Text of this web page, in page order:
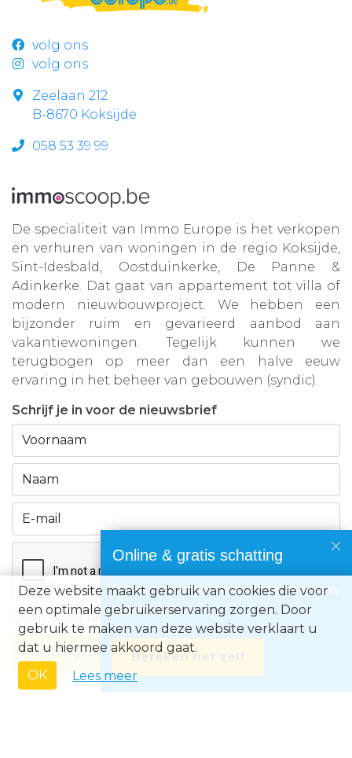
Online & gratis schatting
Benieuwd naar de waarde van jouw
eigendom?
Bereken het zelf
volg ons
volg ons
Zeelaan 212
B-8670 Koksijde
058 53 39 99
De specialiteit van Immo Europe is het verkopen
en verhuren van woningen in de regio Koksijde,
Sint-Idesbald, Oostduinkerke, De Panne &
Adinkerke. Dat gaat van appartement tot villa of
modern nieuwbouwproject. We hebben een
bijzonder ruim en gevarieerd aanbod aan
vakantiewoningen. Tegelijk kunnen we
terugbogen op meer dan een halve eeuw
ervaring in het beheer van gebouwen (syndic).
Schrijf je in voor de nieuwsbrief
Ik ga akkoord met de privacyvoorwaarden
Inschrijven
Deze website maakt gebruik van cookies die voor
een optimale gebruikerservaring zorgen. Door
gebruik te maken van deze website verklaart u
dat u hiermee akkoord gaat.
OK
Lees meer